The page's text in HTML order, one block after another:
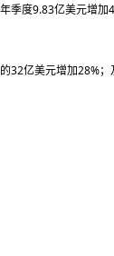
季度9.83亿美元增
32亿美元增加28%